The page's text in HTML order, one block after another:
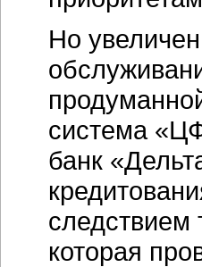
Но
система
банк
следствием
которая